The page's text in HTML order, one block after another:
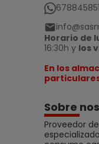
678845851
Horario de
16:30h y los
En los
Sobre
Proveedor